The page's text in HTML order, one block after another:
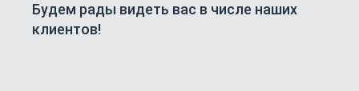
Будем рады видеть вас в числе наших
клиентов!